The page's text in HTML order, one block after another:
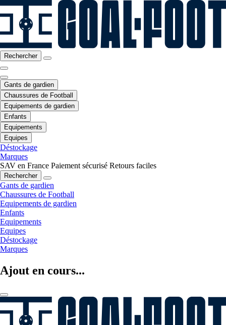
Rechercher
Gants de gardien
Chaussures de Football
Equipements de gardien
Enfants
Equipements
Equipes
Déstockage
Marques
SAV en France Paiement sécurisé Retours faciles
Rechercher
Gants de gardien
Chaussures de Football
Equipements de gardien
Enfants
Equipements
Equipes
Déstockage
Marques
Ajout en cours...